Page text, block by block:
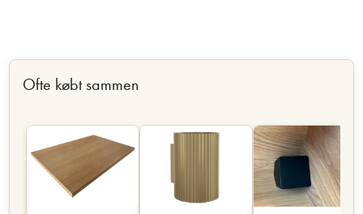
Ofte købt sammen